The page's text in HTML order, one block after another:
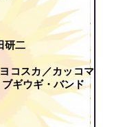
研二
コスカ／カッコマ
ギウギ・バンド